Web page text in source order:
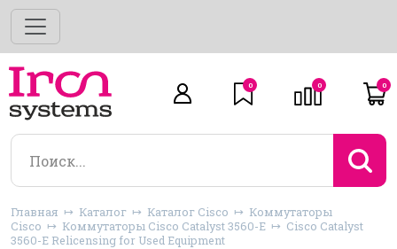
0 0 0
Главная Каталог Каталог Cisco
Коммутаторы
Cisco
Коммутаторы Cisco Catalyst 3560-E
Cisco Catalyst
3560-E Relicensing for Used Equipment